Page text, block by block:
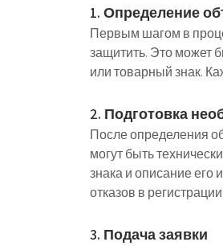
1. Определение
Первым шагом в
защитить. Это может
или товарный знак.
2. Подготовка
После определения
могут быть
знака и описание его
отказов в регистрации.
3. Подача заявки